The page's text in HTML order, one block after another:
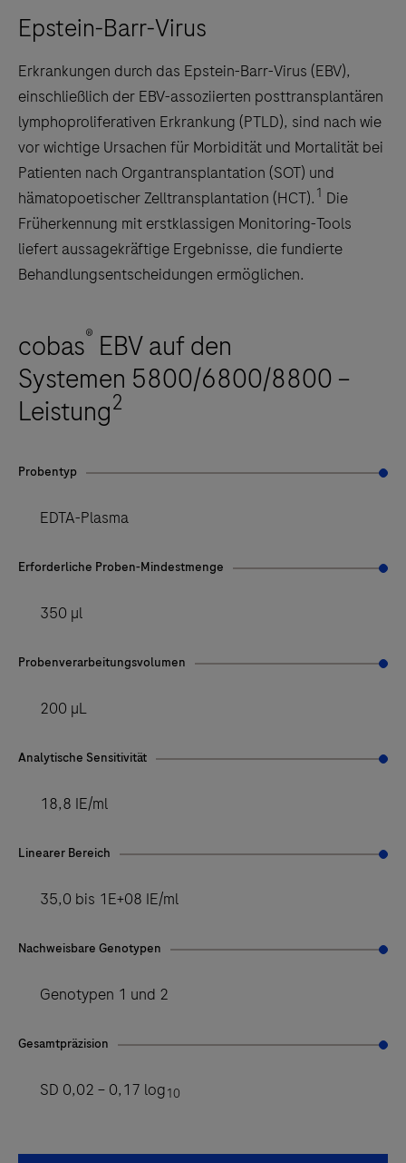
Epstein-Barr-Virus
Erkrankungen durch das Epstein-Barr-Virus (EBV),
einschließlich der EBV-assoziierten posttransplantären
lymphoproliferativen Erkrankung (PTLD), sind nach wie
vor wichtige Ursachen für Morbidität und Mortalität bei
Patienten nach Organtransplantation (SOT) und
hämatopoetischer Zelltransplantation (HCT). 1 Die
Früherkennung mit erstklassigen Monitoring-Tools
liefert aussagekräftige Ergebnisse, die fundierte
Behandlungsentscheidungen ermöglichen.
cobas® EBV auf den
Systemen 5800/6800/8800 –
Leistung2
Probentyp
EDTA-Plasma
Erforderliche Proben-Mindestmenge
350 µl
Probenverarbeitungsvolumen
200 µL
Analytische Sensitivität
18,8 IE/ml
Linearer Bereich
35,0 bis 1E+08 IE/ml
Nachweisbare Genotypen
Genotypen 1 und 2
Gesamtpräzision
SD 0,02 – 0,17 log10